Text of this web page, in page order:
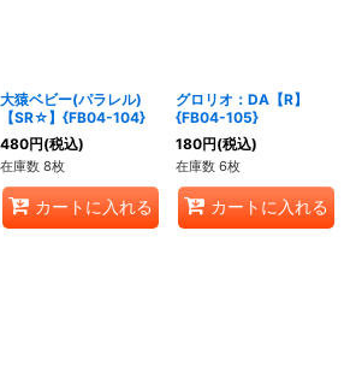
大猿ベビー(パラレル)
【SR☆】{FB04-104}
480円(税込)
在庫数 8枚
カートに入れる
グロリオ：DA【R】
{FB04-105}
180円(税込)
在庫数 6枚
カートに入れる